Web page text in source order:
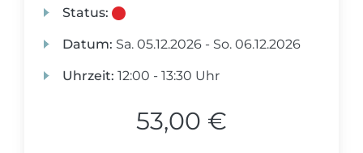
Status:
Datum: Sa. 05.12.2026 - So. 06.12.2026
Uhrzeit: 12:00 - 13:30 Uhr
53,00 €